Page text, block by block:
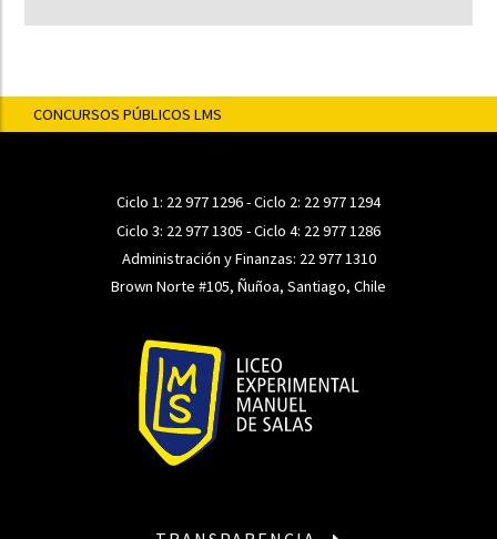
CONCURSOS PÚBLICOS LMS
Ciclo 1: 22 977 1296- Ciclo 2: 22 977 1294
Ciclo 3: 22 977 1305 - Ciclo 4: 22 977 1286
Administración y Finanzas: 22 977 1310
Brown Norte #105, Ñuñoa, Santiago, Chile